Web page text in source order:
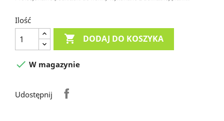
Ilość
 DODAJ DO KOSZYKA
 W magazynie
Udostępnij